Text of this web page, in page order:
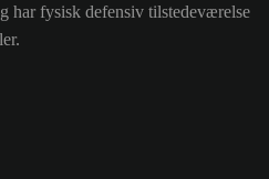
har fysisk defensiv tilstedeværelse